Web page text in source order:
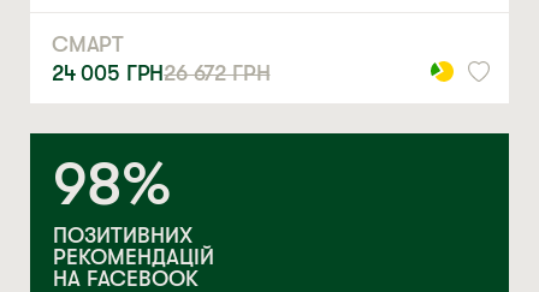
СМАРТ
24 005 ГРН26 672ГРН
98%
ПОЗИТИВНИХ
РЕКОМЕНДАЦІЙ
НА FACEBOOK